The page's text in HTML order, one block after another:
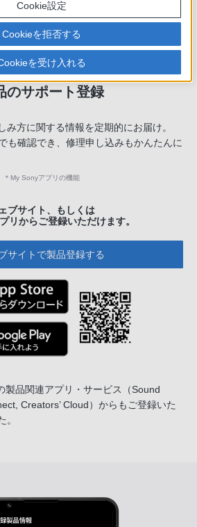
のサポート登録
み方に関する情報を定期的にお届け。
も確認でき、修理申し込みもかんたんに
＊ My Sonyアプリの機能
ブサイト、もしくは
リからご登録いただけます。
サイトで製品登録する
製品関連アプリ・サービス
（Sound
Creators’ Cloud）からもご登録いた
。
Cookie設定
Cookieを拒否する
を受け入れる